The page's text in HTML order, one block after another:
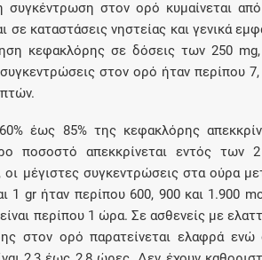
συγκέντρωση στον ορό κυμαίνεται
σε καταστάσεις νηστείας και γενικά
κεφακλόρης σε δόσεις των 250
στον ορό ήταν περίπου
έως 85% της κεφακλόρης
ποσοστό απεκκρίνεται εντός
οι μέγιστες συγκεντρώσεις στα ούρα
1 gr ήταν περίπου 600, 900 και 1.900
περίπου 1 ώρα. Σε ασθενείς με
στον ορό παρατείνεται ελαφρά